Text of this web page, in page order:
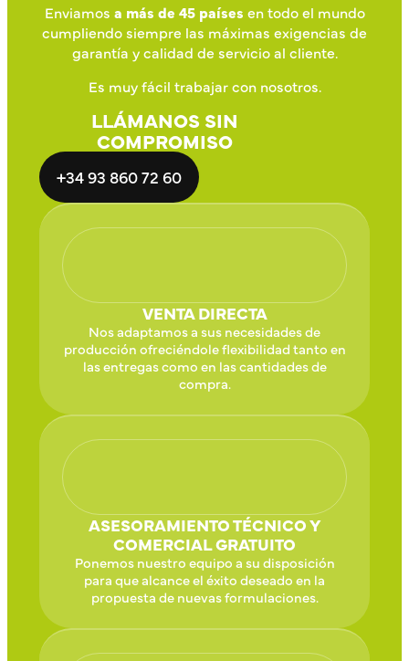
Enviamos a más de 45 países en todo el mundo
cumpliendo siempre las máximas exigencias de
garantía y calidad de servicio al cliente.
Es muy fácil trabajar con nosotros.
LLÁMANOS SIN
COMPROMISO
+34 93 860 72 60
VENTA DIRECTA
Nos adaptamos a sus necesidades de
producción ofreciéndole flexibilidad tanto en
las entregas como en las cantidades de
compra.
ASESORAMIENTO TÉCNICO Y
COMERCIAL GRATUITO
Ponemos nuestro equipo a su disposición
para que alcance el éxito deseado en la
propuesta de nuevas formulaciones.